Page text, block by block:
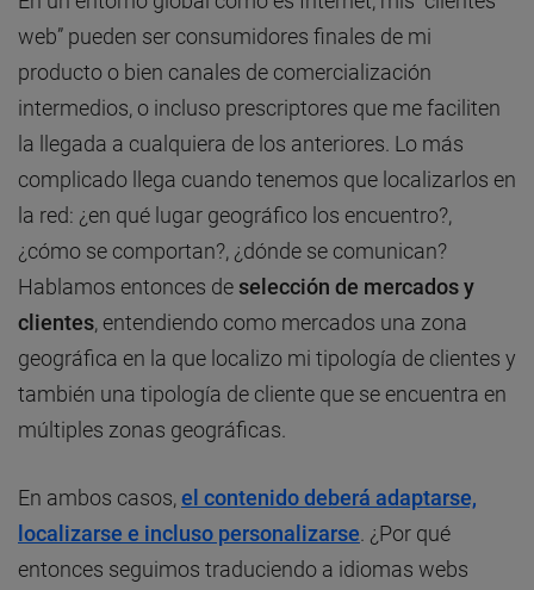
web” pueden ser consumidores finales de mi
producto o bien canales de comercialización
intermedios, o incluso prescriptores que me faciliten
la llegada a cualquiera de los anteriores. Lo más
complicado llega cuando tenemos que localizarlos en
la red: ¿en qué lugar geográfico los encuentro?,
¿cómo se comportan?, ¿dónde se comunican?
Hablamos entonces deselección de mercados y
clientes, entendiendo como mercados una zona
geográfica en la que localizo mi tipología de clientes y
también una tipología de cliente que se encuentra en
múltiples zonas geográficas.
En ambos casos,el contenido deberá adaptarse,
localizarse e incluso personalizarse . ¿Por qué
entonces seguimos traduciendo a idiomas webs